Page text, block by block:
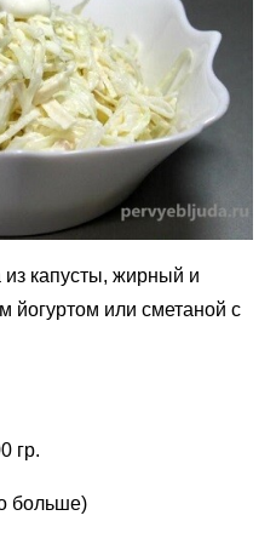
из капусты, жирный и
йогуртом или сметаной с
гр.
больше)